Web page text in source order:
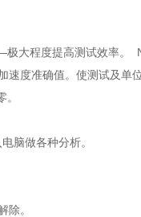
大程度提高测试效率。
度准确值。使测试及单位
脑做各种分析。
除。